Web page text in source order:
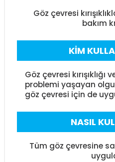
Göz çevresi
bakım
KİM
Göz çevresi kırışıklığı
problemi yaşayan
göz çevresi için de
NASIL
Tüm göz çevresine